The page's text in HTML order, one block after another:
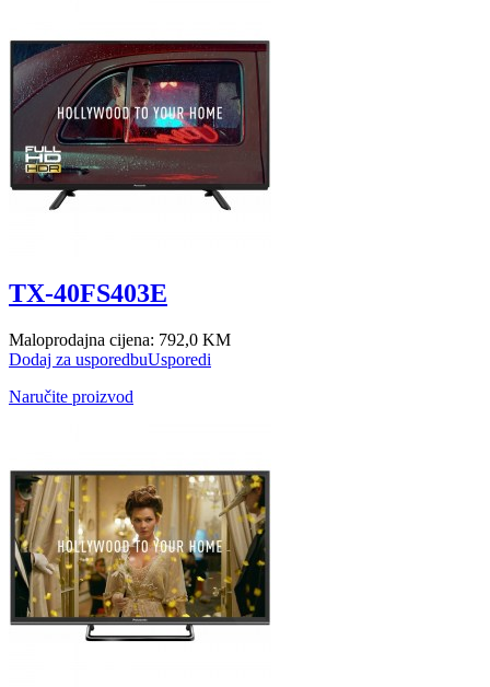
TX-40FS403E
Maloprodajna cijena: 792,0 KM
Dodaj za usporedbuUsporedi
Naručite proizvod